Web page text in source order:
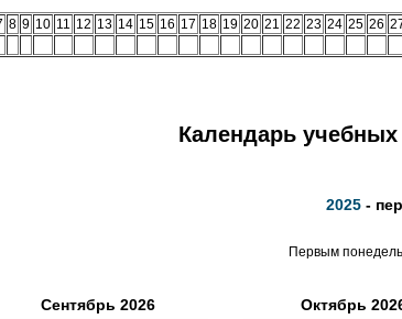
8 9 10 11 12 13 14 15 16 17 18 19 20 21 22 23 24 25 26
Календарь
2025-
Первым
Сентябрь 2026 Октябрь